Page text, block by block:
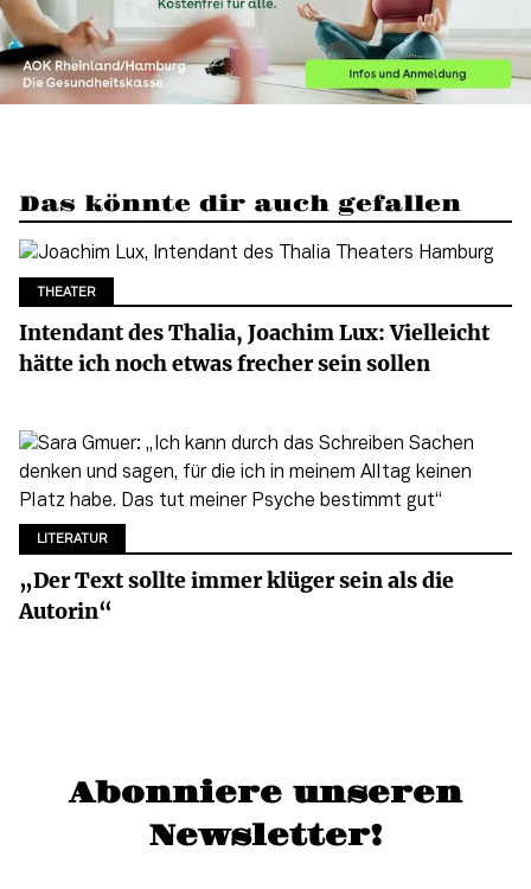
Das könnte dir auch gefallen
THEATER
Intendant des Thalia, Joachim Lux: Vielleicht
hätte ich noch etwas frecher sein sollen
LITERATUR
„Der Text sollte immer klüger sein als die
Autorin“
Abonniere unseren
Newsletter!